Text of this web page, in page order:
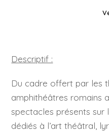
Descriptif :
Du cadre offert par les
amphithéâtres romains
spectacles présents sur
dédiés à l’art théâtral,